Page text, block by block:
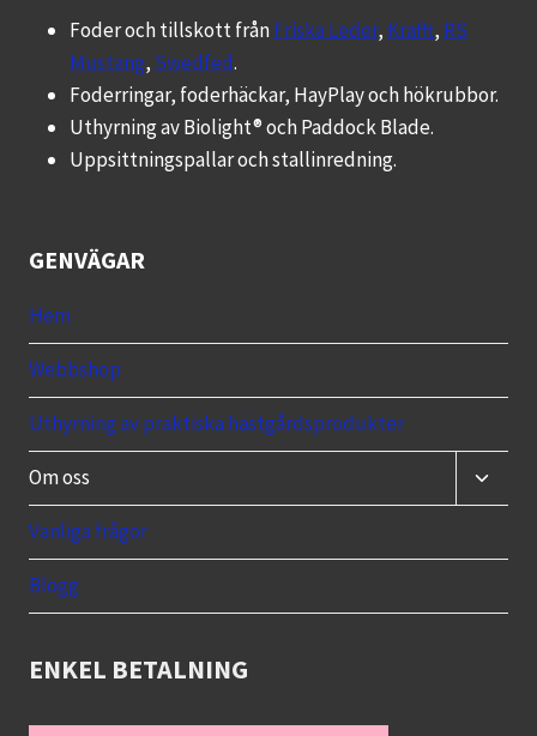
Foder och tillskott frånFriska Leder, Krafft, RS
Mustang, Swedfed.
Foderringar, foderhäckar, HayPlay och hökrubbor.
Uthyrning av Biolight® och Paddock Blade.
Uppsittningspallar och stallinredning.
GENVÄGAR
Hem
Webbshop
Uthyrning av praktiska hästgårdsprodukter
Om oss
Toggle
child
Vanliga frågor
Blogg
ENKEL BETALNING